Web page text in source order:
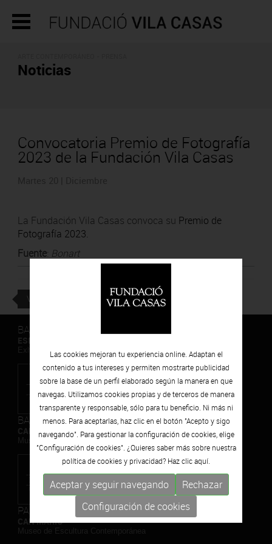
Noticias
Convocatoria Premio de Fotografía
2023 de la Fundación Vila Casas
La Fundación Vila Casas convoca su Premio de
Fotografía 2023.
Fuente: Bonart
VOLVER
BARCELONA
Exhibiciones temporales Arte Contemporáneo
BARCELONA
CAN FRAMIS
Museo de Pintura Contemporánea
PALAFRUGELL
CAN MARIO
Las cookies mejoran tu experiencia online. Adaptan el
contenido a tus intereses y permiten mostrarte publicidad
sobre la base de un perfil elaborado según la manera en que
navegas. Utilizamos cookies propias y de terceros de manera
transparente y responsable, sólo para tu beneficio. Ni más ni
menos. Para aceptarlas, haz clic en el botón "Acepto y sigo
navegando". Para gestionar la configuración de cookies, elige
"Configuración de cookies". ¿Quieres saber más sobre nuestra
política de cookies y privacidad? Haz clicaquí.
Aceptar y seguir navegando
Rechazar
Configuración de cookies